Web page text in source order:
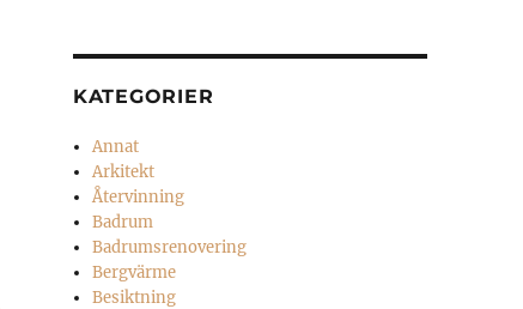
KATEGORIER
Annat
Arkitekt
Återvinning
Badrum
Badrumsrenovering
Bergvärme
Besiktning